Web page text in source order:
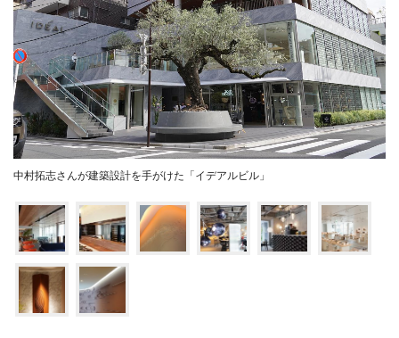
中村拓志さんが建築設計を手がけた「イデアルビル」